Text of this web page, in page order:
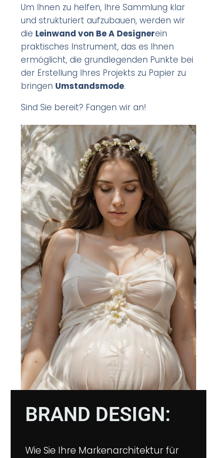
Um Ihnen zu helfen, Ihre Sammlung klar
und strukturiert aufzubauen, werden wir
die Leinwand von Be A Designerein
praktisches Instrument, das es Ihnen
ermöglicht, die grundlegenden Punkte bei
der Erstellung Ihres Projekts zu Papier zu
bringen Umstandsmode.
Sind Sie bereit? Fangen wir an!
BRAND DESIGN:
Wie Sie Ihre Markenarchitektur für